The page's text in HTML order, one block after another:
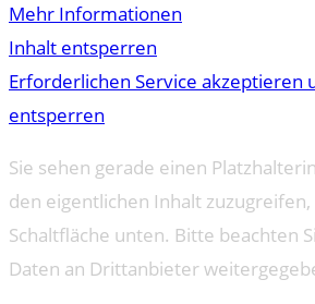
Mehr Informationen
Inhalt entsperren
Erforderlichen Service akzeptieren
entsperren
Sie sehen gerade einen
den eigentlichen Inhalt zuzugreifen,
Schaltfläche unten. Bitte beachten
Daten an Drittanbieter